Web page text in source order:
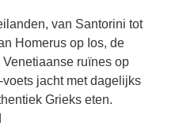
van Santorini tot
Homerus op Ios, de
ruïnes op
jacht met dagelijks
Grieks eten.